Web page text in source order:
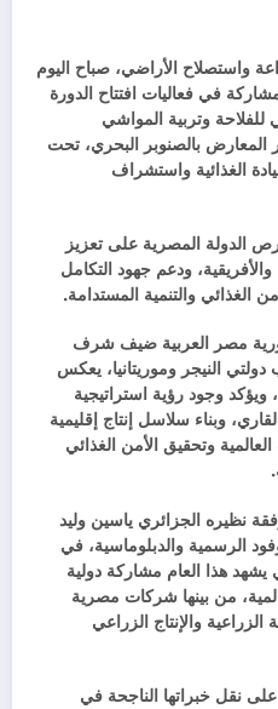
واستصلاح الأراضي، صباح اليوم
في فعاليات افتتاح الدورة
وتربية المواشي
المعارض بالصنوبر البحري، تحت
الغذائية واستشراف
الدولة المصرية على تعزيز
ودعم جهود التكامل
الغذائي والتنمية المستدامة.
مصر العربية ضيف شرف
النيجر وموريتانيا، يعكس
ويؤكد وجود رؤية استراتيجية
وبناء سلاسل إنتاج إقليمية
وتحقيق الأمن الغذائي
نظيره الجزائري ياسين وليد
الرسمية والدبلوماسية، في
يشهد هذا العام مشاركة دولية
عالمية، من بينها شركات مصرية
والإنتاج الزراعي
نقل خبراتها الناجحة في